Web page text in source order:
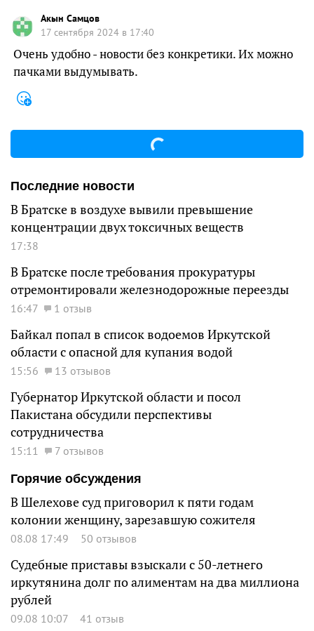
Акын Самцов
17 сентября 2024 в 17:40
Очень удобно - новости без конкретики. Их можно
пачками выдумывать.
Последние новости
В Братске в воздухе вывили превышение
концентрации двух токсичных веществ
17:38
В Братске после требования прокуратуры
отремонтировали железнодорожные переезды
16:47 1 отзыв
Байкал попал в список водоемов Иркутской
области с опасной для купания водой
15:56 13 отзывов
Губернатор Иркутской области и посол
Пакистана обсудили перспективы
сотрудничества
15:11
7 отзывов
Горячие обсуждения
В Шелехове суд приговорил к пяти годам
колонии женщину, зарезавшую сожителя
08.08 17:49 50 отзывов
Судебные приставы взыскали с 50-летнего
иркутянина долг по алиментам на два миллиона
рублей
09.08 10:07 41 отзыв